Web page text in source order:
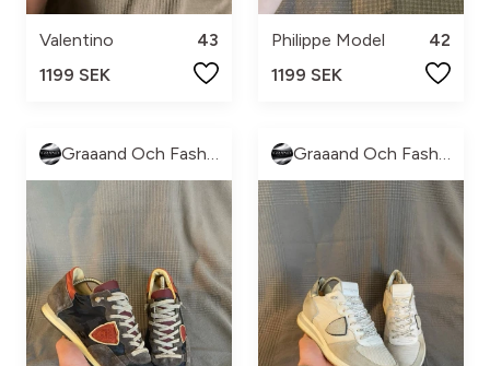
Valentino
43
1199 SEK
Philippe Model
42
1199 SEK
Graaand Och Fashion Graaand Och Fashion